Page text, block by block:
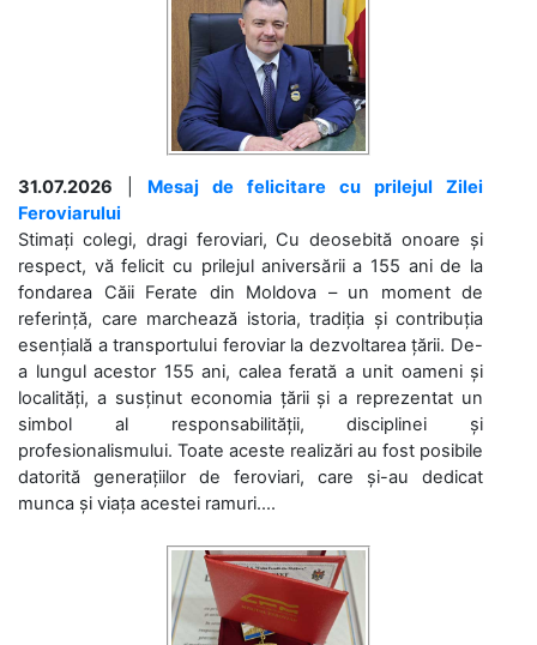
31.07.2026
Mesaj de felicitare cu prilejul Zilei
Feroviarului
Stimați colegi, dragi feroviari, Cu deosebită onoare și
respect, vă felicit cu prilejul aniversării a 155 ani de la
fondarea Căii Ferate din Moldova – un moment de
referință, care marchează istoria, tradiția și contribuția
esențială a transportului feroviar la dezvoltarea țării. De-
a lungul acestor 155 ani, calea ferată a unit oameni și
localități, a susținut economia țării și a reprezentat un
simbol al responsabilității, disciplinei și
profesionalismului. Toate aceste realizări au fost posibile
datorită generațiilor de feroviari, care și-au dedicat
munca și viața acestei ramuri....